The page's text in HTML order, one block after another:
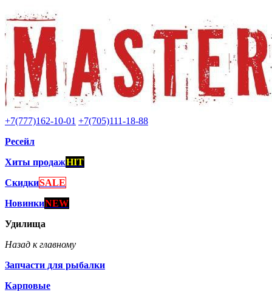
+7(777)162-10-01 +7(705)111-18-88
Ресейл
Хиты продажHIT
СкидкиSALE
НовинкиNEW
Удилища
Назад к главному
Запчасти для рыбалки
Карповые